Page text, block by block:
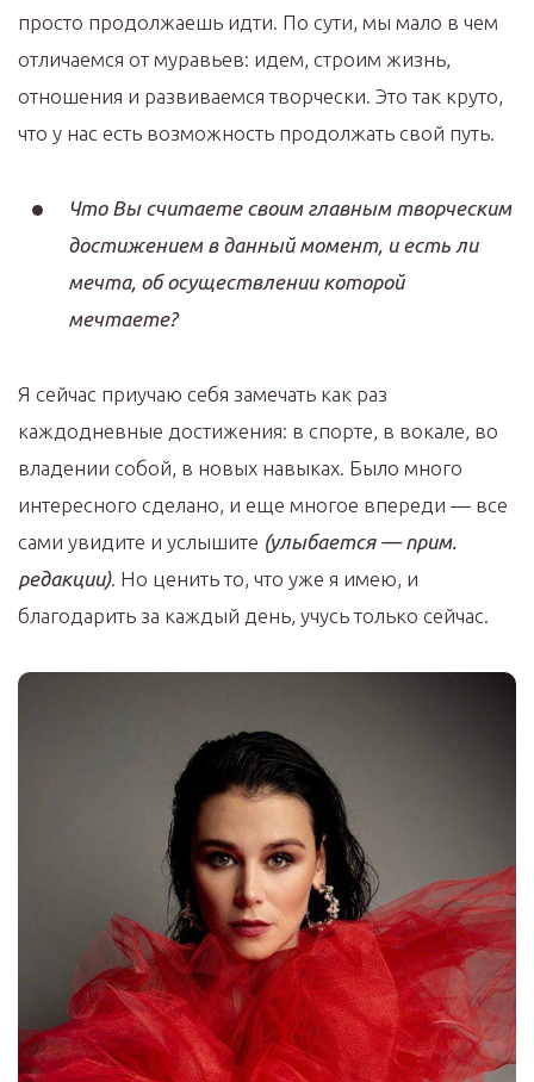
просто продолжаешь идти. По сути, мы мало в чем
отличаемся от муравьев: идем, строим жизнь,
отношения и развиваемся творчески. Это так круто,
что у нас есть возможность продолжать свой путь.
Что Вы считаете своим главным творческим
достижением в данный момент, и есть ли
мечта, об осуществлении которой
мечтаете?
Я сейчас приучаю себя замечать как раз
каждодневные достижения: в спорте, в вокале, во
владении собой, в новых навыках. Было много
интересного сделано, и еще многое впереди — все
сами увидите и услышите (улыбается — прим.
редакции). Но ценить то, что уже я имею, и
благодарить за каждый день, учусь только сейчас.